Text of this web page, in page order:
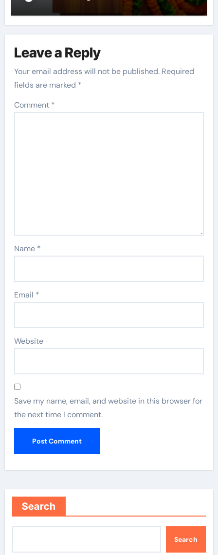
Leave a Reply
Your email address will not be published. Required
fields are marked *
Comment *
Name *
Email *
Website
Save my name, email, and website in this browser for
the next time I comment.
Search
Search